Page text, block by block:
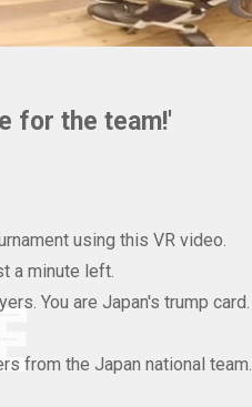
for the team!'
using this VR video.
a minute left.
You are Japan's trump card.
from the Japan national team.